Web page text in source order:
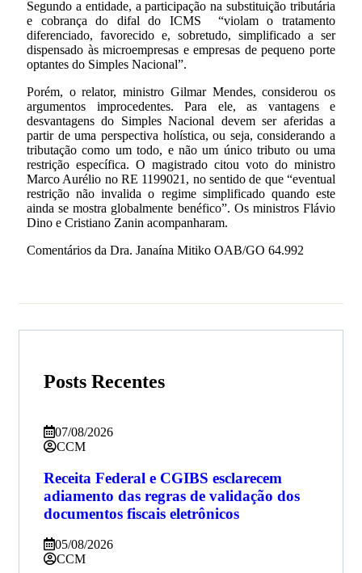
Segundo a entidade, a participação na substituição tributária
e cobrança do difal do ICMS “violam o tratamento
diferenciado, favorecido e, sobretudo, simplificado a ser
dispensado às microempresas e empresas de pequeno porte
optantes do Simples Nacional”.
Porém, o relator, ministro Gilmar Mendes, considerou os
argumentos improcedentes. Para ele, as vantagens e
desvantagens do Simples Nacional devem ser aferidas a
partir de uma perspectiva holística, ou seja, considerando a
tributação como um todo, e não um único tributo ou uma
restrição específica. O magistrado citou voto do ministro
Marco Aurélio no RE 1199021, no sentido de que “eventual
restrição não invalida o regime simplificado quando este
ainda se mostra globalmente benéfico”. Os ministros Flávio
Dino e Cristiano Zanin acompanharam.
Comentários da Dra. Janaína Mitiko OAB/GO 64.992
Posts Recentes
07/08/2026
CCM
Receita Federal e CGIBS esclarecem
adiamento das regras de validação dos
documentos fiscais eletrônicos
05/08/2026
CCM